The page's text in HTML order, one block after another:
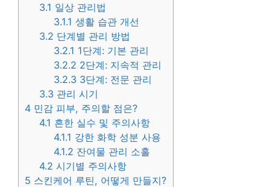
3.1 일상 관리법
3.1.1 생활 습관 개선
3.2 단계별 관리 방법
3.2.1 1단계: 기본 관리
3.2.2 2단계: 지속적 관리
3.2.3 3단계: 전문 관리
3.3 관리 시기
4 민감 피부, 주의할 점은?
4.1 흔한 실수 및 주의사항
4.1.1 강한 화학 성분 사용
4.1.2 잔여물 관리 소홀
4.2 시기별 주의사항
5 스킨케어 루틴, 어떻게 만들지?